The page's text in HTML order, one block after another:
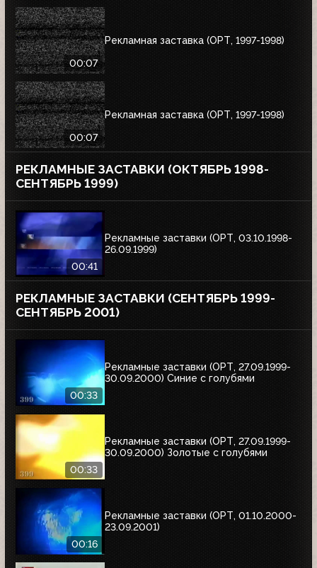
00:07
Рекламная заставка (ОРТ, 1997-1998)
00:07
Рекламная заставка (ОРТ, 1997-1998)
РЕКЛАМНЫЕ ЗАСТАВКИ (ОКТЯБРЬ 1998-
СЕНТЯБРЬ 1999)
00:41
Рекламные заставки (ОРТ, 03.10.1998-
26.09.1999)
РЕКЛАМНЫЕ ЗАСТАВКИ (СЕНТЯБРЬ 1999-
СЕНТЯБРЬ 2001)
00:33
Рекламные заставки (ОРТ, 27.09.1999-
30.09.2000) Синие с голубями
00:33
Рекламные заставки (ОРТ, 27.09.1999-
30.09.2000) Золотые с голубями
00:16
Рекламные заставки (ОРТ, 01.10.2000-
23.09.2001)